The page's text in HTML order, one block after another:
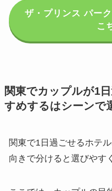
ザ・プリンス パー
こ
関東でカップルが1
すめするはシーンで
関東で1日過ごせるホテ
向きで分けると選びやす